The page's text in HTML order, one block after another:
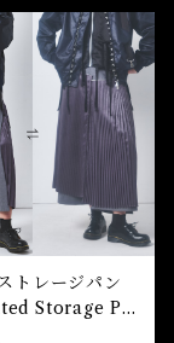
トレージパン
Storage Pa